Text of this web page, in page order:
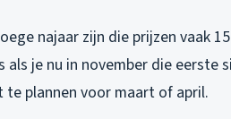
najaar zijn die prijzen vaak
je nu in november die eerste
plannen voor maart of april.